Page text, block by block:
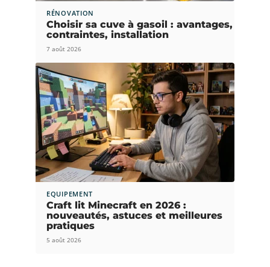
RÉNOVATION
Choisir sa cuve à gasoil : avantages,
contraintes, installation
7 août 2026
EQUIPEMENT
Craft lit Minecraft en 2026 :
nouveautés, astuces et meilleures
pratiques
5 août 2026